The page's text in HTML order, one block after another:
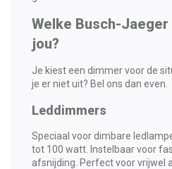
Welke Busch-
jou?
Je kiest een dimmer voor de
je er niet uit? Bel ons dan even.
Leddimmers
Speciaal voor dimbare
tot 100 watt. Instelbaar voor
afsnijding. Perfect voor vrijwel